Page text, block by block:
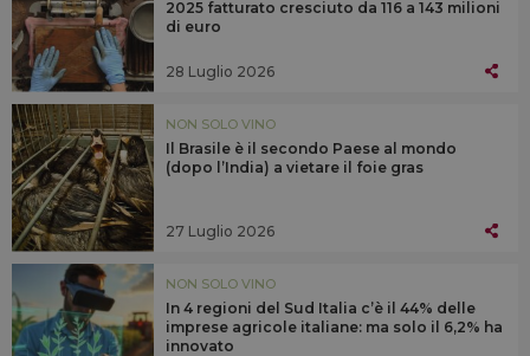
2025 fatturato cresciuto da 116 a 143 milioni
di euro
28 Luglio 2026
NON SOLO VINO
Il Brasile è il secondo Paese al mondo
(dopo l’India) a vietare il foie gras
27 Luglio 2026
NON SOLO VINO
In 4 regioni del Sud Italia c’è il 44% delle
imprese agricole italiane: ma solo il 6,2% ha
innovato